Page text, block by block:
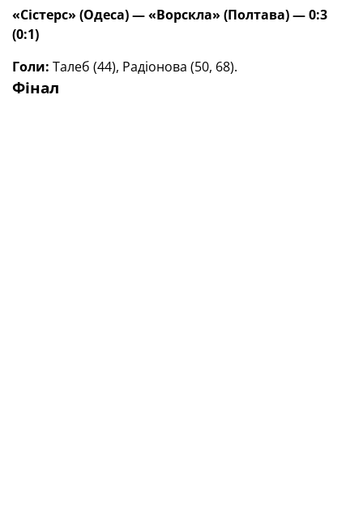
«Сістерс» (Одеса) — «Ворскла» (Полтава) — 0:3
(0:1)
Голи: Талеб (44), Радіонова (50, 68).
Фінал